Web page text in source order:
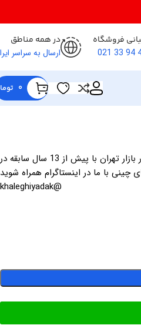
فروشگاه
در همه مناطق
ارسال به سراسر
0
فروشگاه لوازم یدکی خالقی وارد کننده لوازم یدکی دیگنیتی در بازار تهران با پیش از 13 سال سابقه در
چینی با ما در اینستاگرام همراه شوید
@khaleghiyadak